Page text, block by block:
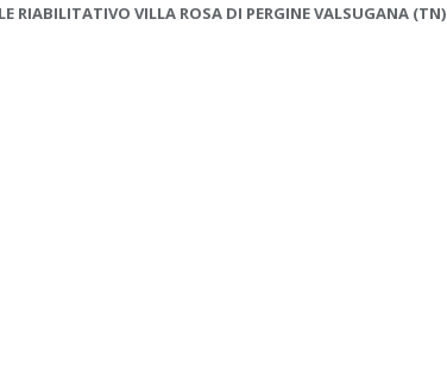
RIABILITATIVO VILLA ROSA DI PERGINE VALSUGANA (TN)